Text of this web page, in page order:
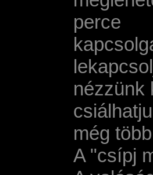
perce
nézzünk
még
A "csí­pj